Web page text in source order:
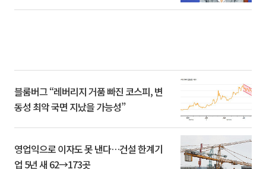
블룸버그 “레버리지 거품 빠진 코스피, 변
동성 최악 국면 지났을 가능성”
영업익으로 이자도 못 낸다…건설 한계기
업 5년 새 62→173곳